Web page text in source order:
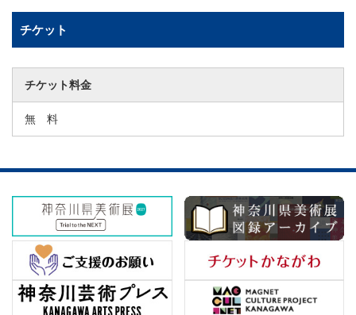
チケット
チケット料金
無 料